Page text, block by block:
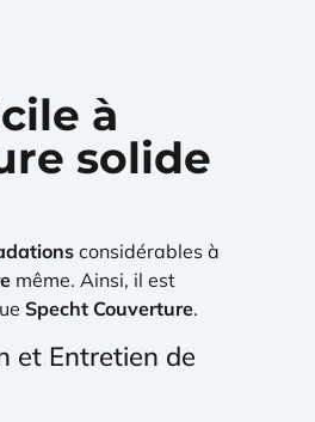
à
solide
considérables à
même. Ainsi, il est
Specht Couverture.
et Entretien de